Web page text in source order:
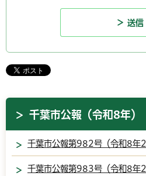
千葉市公報（令和8年）
千葉市公報第982号（令和8年2
千葉市公報第983号（令和8年2